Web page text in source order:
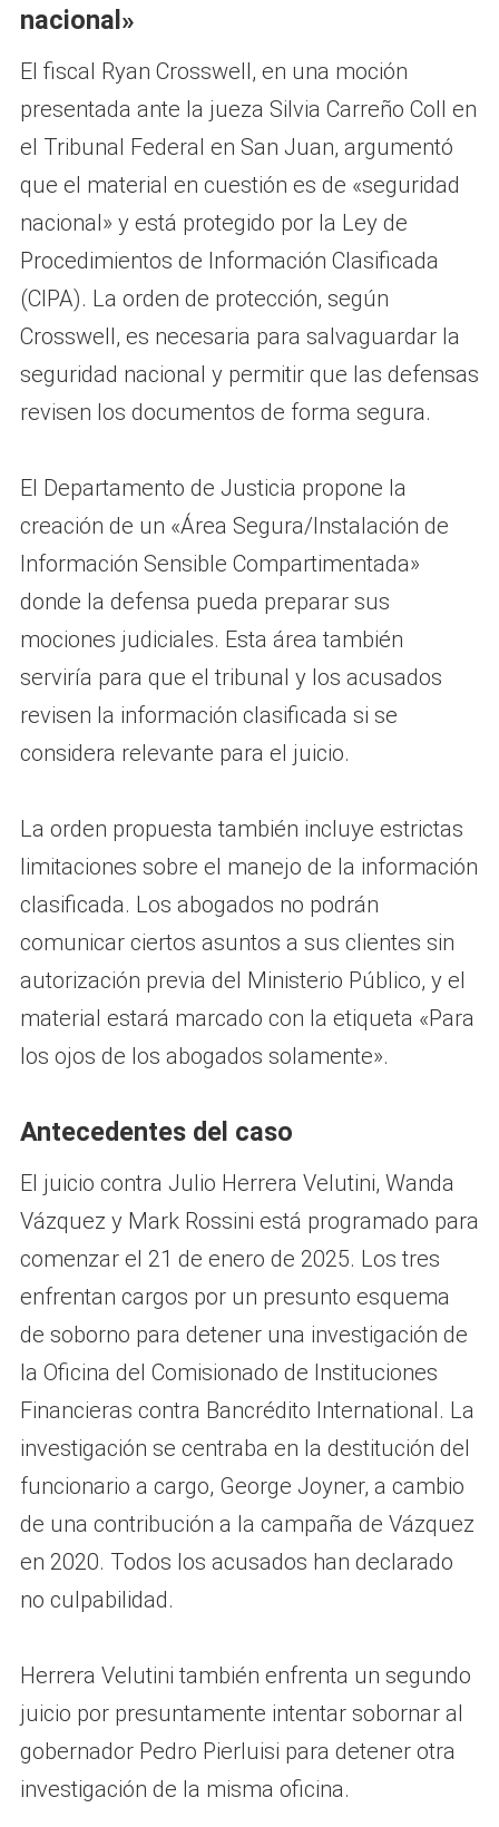
nacional»
El fiscal Ryan Crosswell, en una moción
presentada ante la jueza Silvia Carreño Coll en
el Tribunal Federal en San Juan, argumentó
que el material en cuestión es de «seguridad
nacional» y está protegido por la Ley de
Procedimientos de Información Clasificada
(CIPA). La orden de protección, según
Crosswell, es necesaria para salvaguardar la
seguridad nacional y permitir que las defensas
revisen los documentos de forma segura.
El Departamento de Justicia propone la
creación de un «Área Segura/Instalación de
Información Sensible Compartimentada»
donde la defensa pueda preparar sus
mociones judiciales. Esta área también
serviría para que el tribunal y los acusados
revisen la información clasificada si se
considera relevante para el juicio.
La orden propuesta también incluye estrictas
limitaciones sobre el manejo de la información
clasificada. Los abogados no podrán
comunicar ciertos asuntos a sus clientes sin
autorización previa del Ministerio Público, y el
material estará marcado con la etiqueta «Para
los ojos de los abogados solamente».
Antecedentes del caso
El juicio contra Julio Herrera Velutini, Wanda
Vázquez y Mark Rossini está programado para
comenzar el 21 de enero de 2025. Los tres
enfrentan cargos por un presunto esquema
de soborno para detener una investigación de
la Oficina del Comisionado de Instituciones
Financieras contra Bancrédito International. La
investigación se centraba en la destitución del
funcionario a cargo, George Joyner, a cambio
de una contribución a la campaña de Vázquez
en 2020. Todos los acusados han declarado
no culpabilidad.
Herrera Velutini también enfrenta un segundo
juicio por presuntamente intentar sobornar al
gobernador Pedro Pierluisi para detener otra
investigación de la misma oficina.